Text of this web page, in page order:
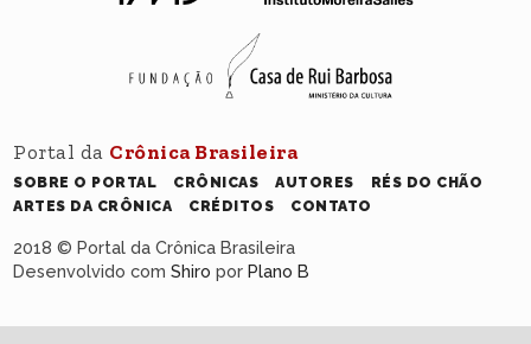
Portal da Crônica Brasileira
SOBRE O PORTAL CRÔNICAS AUTORES
RÉS DO CHÃO
ARTES DA CRÔNICA
CRÉDITOS CONTATO
2018 © Portal da Crônica Brasileira
Desenvolvido comShiro porPlano B